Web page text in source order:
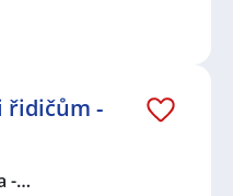
řidičům -
-…